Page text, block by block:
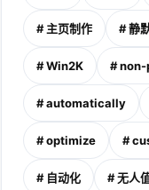
# 主页制作 # 静
# Win2K #
# automatically
# optimize #
# 自动化 # 无人